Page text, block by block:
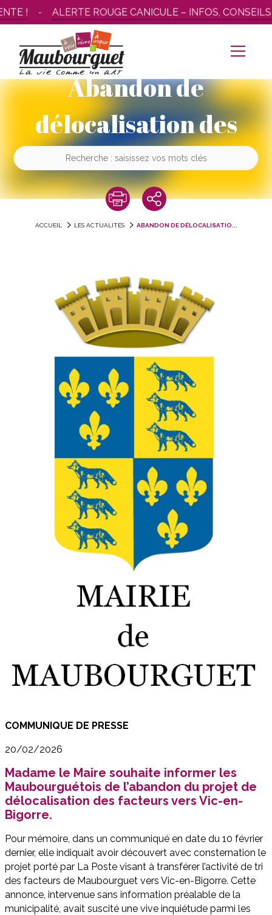
Aller
au
! ALERTE ROUGE CANICULE – INFOS, CONSEILS
Abandon de
délocalisation des
facteurs
ACCUEIL LES ACTUALITÉS ABANDON DE DÉLOCALISATIO...
COMMUNIQUE DE PRESSE
20/02/2026
Madame le Maire souhaite informer les
Maubourguétois de l’abandon du projet de
délocalisation des facteurs vers Vic-en-
Bigorre.
Pour mémoire, dans un communiqué en date du 10 février
dernier, elle indiquait avoir découvert avec consternation le
projet porté par La Poste visant à transférer l’activité de tri
des facteurs de Maubourguet vers Vic-en-Bigorre. Cette
annonce, intervenue sans information préalable de la
municipalité, avait suscité une vive inquiétude parmi les